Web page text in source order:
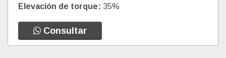
Elevación de torque: 35%
Consultar